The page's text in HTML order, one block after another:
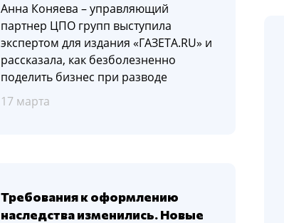
Анна Коняева – управляющий
партнер ЦПО групп выступила
экспертом для издания «ГАЗЕТА.RU» и
рассказала, как безболезненно
поделить бизнес при разводе
17 марта
Требования к оформлению
наследства изменились. Новые